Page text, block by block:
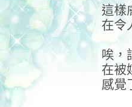
這樣
在令
唉，
在被
感覺